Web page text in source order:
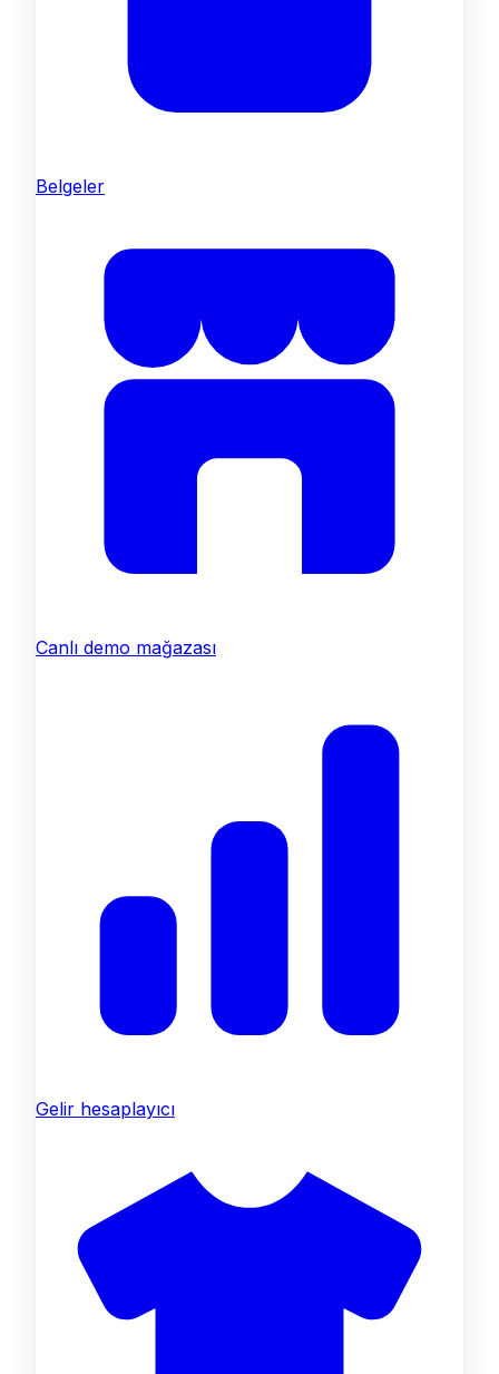
Belgeler
Canlı demo mağazası
Gelir hesaplayıcı